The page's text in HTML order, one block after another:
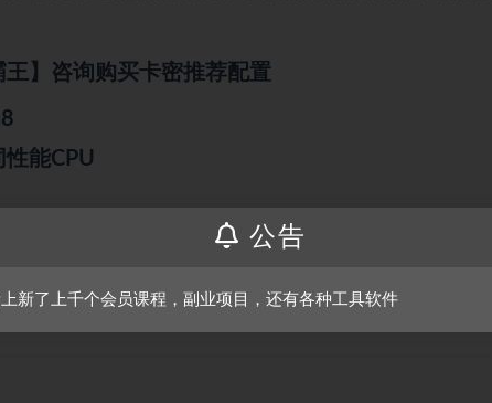
王】咨询购买卡密推荐配置
能CPU
卡
公告
新了上千个会员课程，副业项目，还有各种工具软件